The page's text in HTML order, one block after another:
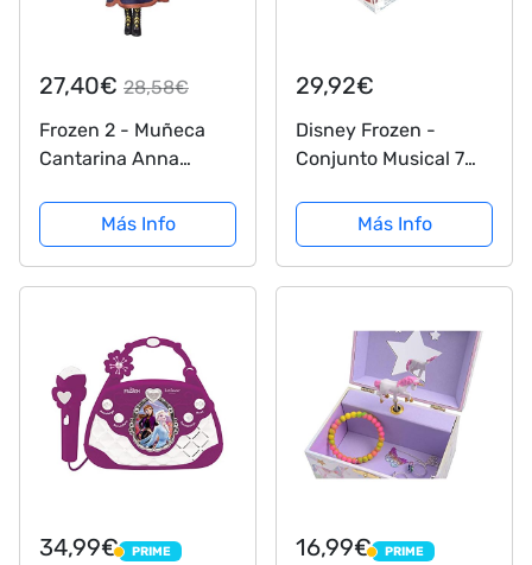
27,40€ 28,58€
Frozen 2 - Muñeca
Cantarina Anna
Más Info
29,92€
Disney Frozen -
Conjunto Musical 7
Juguete Infantil a
Partir de 3 años
(Lexibook K360FZ)
Más Info
34,99€ PRIME
PRIME 16,99€ PRIME
PRIME